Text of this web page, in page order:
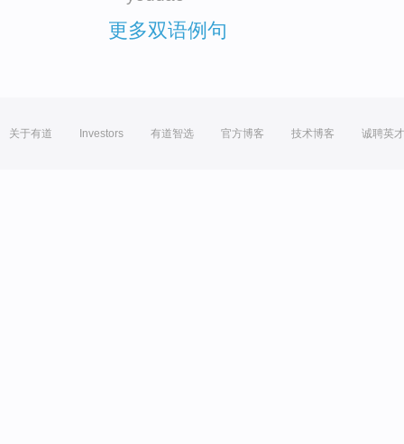
更多双语例句
关于有道 Investors 有道智选 官方博客 技术博客 诚聘英才